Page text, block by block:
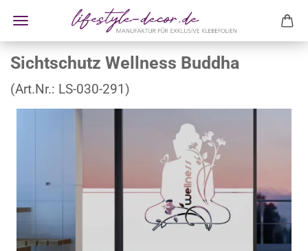
Sichtschutz Wellness Buddha
(Art.Nr.: LS-030-291)